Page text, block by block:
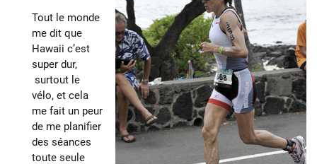
Tout le monde
me dit que
Hawaii c’est
super dur,
surtout le
vélo, et cela
me fait un peur
de me planifier
des séances
toute seule